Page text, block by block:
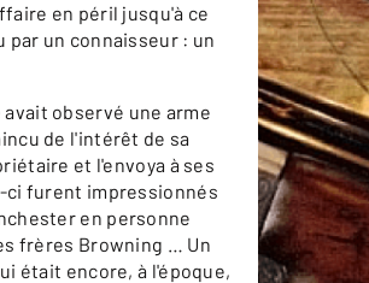
en péril jusqu'à ce
un connaisseur : un
observé une arme
de l'intérêt de sa
et l'envoya à ses
ci furent impressionnés
en personne
frères Browning … Un
était encore, à l'époque,